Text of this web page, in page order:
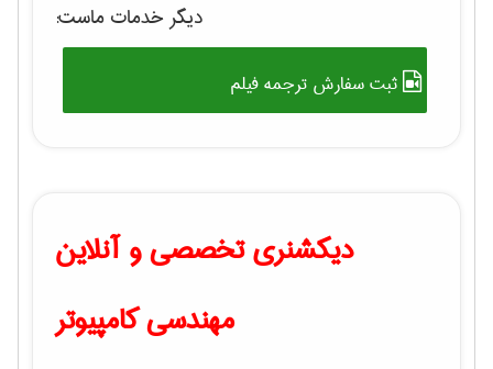
دیگر خدمات ماست:
ثبت سفارش ترجمه فیلم
دیکشنری تخصصی و آنلاین
مهندسی کامپیوتر